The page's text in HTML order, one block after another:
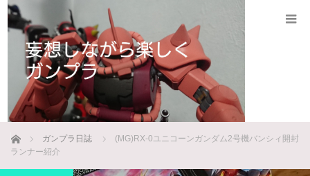
ホーム ガンプラ日誌
(MG)RX-0ユニコーンガンダム2号機バンシィ開封
ランナー紹介